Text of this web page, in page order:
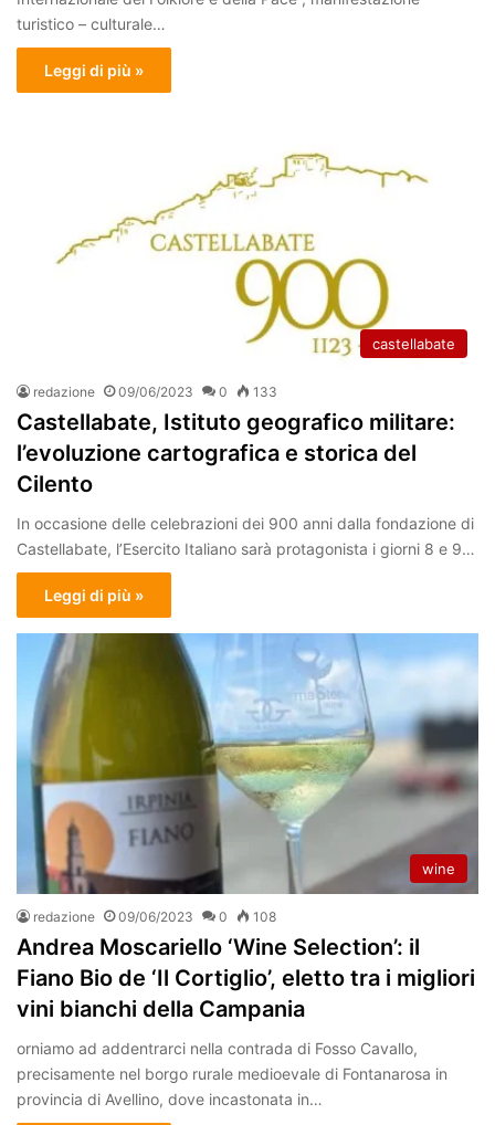
turistico – culturale…
Leggi di più »
castellabate
redazione 09/06/2023 0 133
Castellabate, Istituto geografico militare:
l’evoluzione cartografica e storica del
Cilento
In occasione delle celebrazioni dei 900 anni dalla fondazione di
Castellabate, l’Esercito Italiano sarà protagonista i giorni 8 e 9…
Leggi di più »
wine
redazione 09/06/2023 0 108
Andrea Moscariello ‘Wine Selection’: il
Fiano Bio de ‘Il Cortiglio’, eletto tra i migliori
vini bianchi della Campania
orniamo ad addentrarci nella contrada di Fosso Cavallo,
precisamente nel borgo rurale medioevale di Fontanarosa in
provincia di Avellino, dove incastonata in…